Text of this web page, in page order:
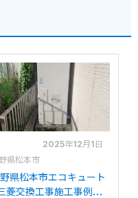
3(A)への交換
2025年12月1日
県松本市
県松本市エコキュート
菱交換工事施工事例：